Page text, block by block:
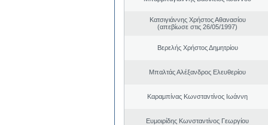
Κατσιγιάννης Χρήστος Αθανασίου
(απεβίωσε στις 26/05/1997)
Βερελής Χρήστος Δημητρίου
Μπαλτάς Αλέξανδρος Ελευθερίου
Καραμπίνας Κωνσταντίνος Ιωάννη
Ευμοιρίδης Κωνσταντίνος Γεωργίου